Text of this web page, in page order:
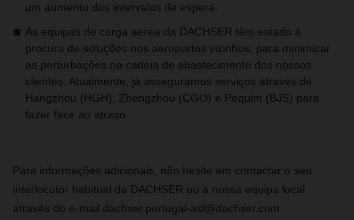
um aumento dos intervalos de espera.
As equipas de carga aérea da DACHSER têm estado à
procura de soluções nos aeroportos vizinhos, para minimizar
as perturbações na cadeia de abastecimento dos nossos
clientes. Atualmente, já asseguramos serviços através de
Hangzhou (HGH), Zhengzhou (CGO) e Pequim (BJS) para
fazer face ao atraso.
Para informações adicionais, não hesite em contactar o seu
interlocutor habitual da DACHSER ou a nossa equipa local
através do e-mail dachser.portugal-asl@dachser.com